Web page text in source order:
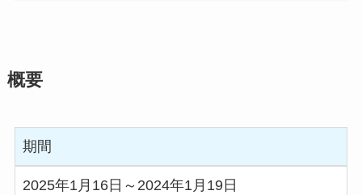
概要
期間
2025年1月16日～2024年1月19日